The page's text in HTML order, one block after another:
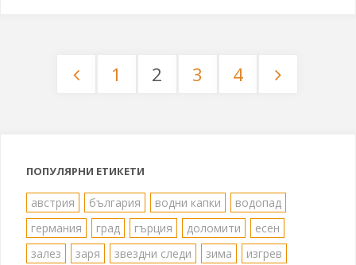
публикациите
на
страници
1 2 3 4
ПОПУЛЯРНИ ЕТИКЕТИ
австрия българия водни капки
водопад
германия
град гърция доломити
есен
залез
заря звездни следи зима
изгрев